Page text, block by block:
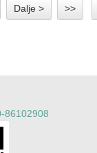
Dalje > >>
86102908